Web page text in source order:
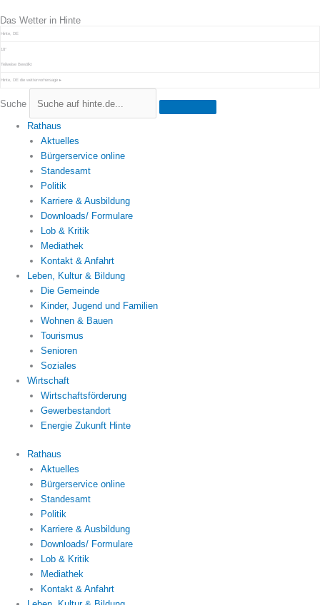
Inhalt
springen
Das Wetter in Hinte
Hinte, DE
18°
Teilweise Bewölkt
Hinte, DE die wettervorhersage ▸
Suche
Rathaus
Aktuelles
Bürgerservice online
Standesamt
Politik
Karriere & Ausbildung
Downloads/ Formulare
Lob & Kritik
Mediathek
Kontakt & Anfahrt
Leben, Kultur & Bildung
Die Gemeinde
Kinder, Jugend und Familien
Wohnen & Bauen
Tourismus
Senioren
Soziales
Wirtschaft
Wirtschaftsförderung
Gewerbestandort
Energie Zukunft Hinte
Rathaus
Aktuelles
Bürgerservice online
Standesamt
Politik
Karriere & Ausbildung
Downloads/ Formulare
Lob & Kritik
Mediathek
Kontakt & Anfahrt